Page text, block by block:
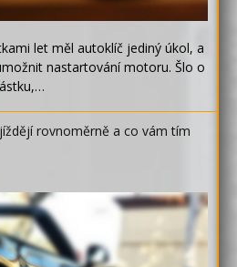
let měl autoklíč jediný úkol, a
nastartování motoru. Šlo o
rovnoměrně a co vám tím